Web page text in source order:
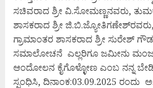
ಸಚಿವರಾದ ಶ್ರೀ ವಿ.ಸೋಮಣ್ಣನವರು,
ಶಾಸಕರಾದ ಶ್ರೀ
ಗ್ರಾಮಾಂತರ ಶಾಸಕರಾದ ಶ್ರೀ ಸುರೇಶ್
ಸಮಾಲೋಚನೆ ಎಲ್ಲರಿಗೂ ಜಮೀನು
ಆಂದೋಲನ ಕೈಗೊಳ್ಳೋಣ ಎಂಬ ನನ್ನ
ಸ್ಪಂಧಿಸಿ, ದಿನಾಂಕ:03.09.2025